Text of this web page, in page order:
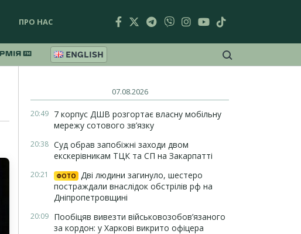
ПРО НАС
ENGLISH
07.08.2026
20:49 7 корпус ДШВ розгортає власну мобільну
мережу сотового зв’язку
20:38 Суд обрав запобіжні заходи двом
екскерівникам ТЦК та СП на Закарпатті
20:21 ФОТО
Дві людини загинуло, шестеро
постраждали внаслідок обстрілів рф на
Дніпропетровщині
20:09 Пообіцяв вивезти військовозобов’язаного
за кордон: у Харкові викрито офіцера